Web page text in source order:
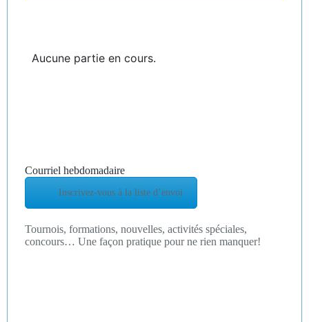
Aucune partie en cours.
Courriel hebdomadaire
Inscrivez-vous à la liste d’envoi
Tournois, formations, nouvelles, activités spéciales,
concours… Une façon pratique pour ne rien manquer!